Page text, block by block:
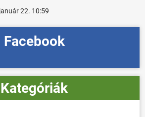
22. 10:59
Facebook
Kategóriák